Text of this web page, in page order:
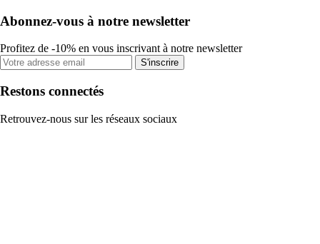
Abonnez-vous à notre newsletter
Profitez de -10% en vous inscrivant à notre newsletter
S'inscrire
Restons connectés
Retrouvez-nous sur les réseaux sociaux